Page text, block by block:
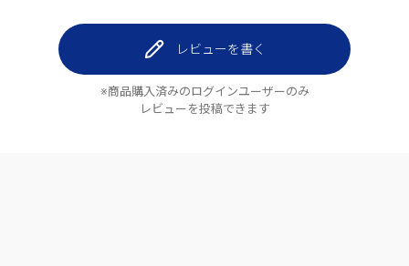
レビューを書く
※商品購入済みのログインユーザーのみ
レビューを投稿できます